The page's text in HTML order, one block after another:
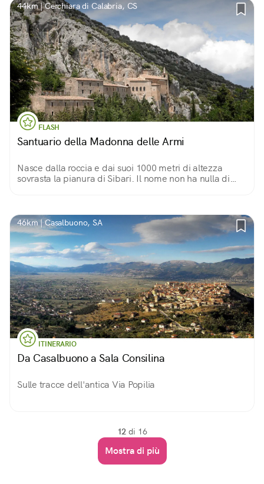
44km | Cerchiara di Calabria, CS
FLASH
Santuario della Madonna delle Armi
Nasce dalla roccia e dai suoi 1000 metri di altezza
sovrasta la pianura di Sibari. Il nome non ha nulla di
46km | Casalbuono, SA
ITINERARIO
Da Casalbuono a Sala Consilina
Sulle tracce dell'antica Via Popilia
12 di 16
Mostra di più